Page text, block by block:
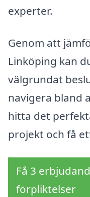
experter.
Genom att
Linköping kan
välgrundat
navigera bland
hitta det
projekt och få
Få 3
förpliktelser